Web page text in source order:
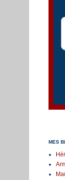
MES